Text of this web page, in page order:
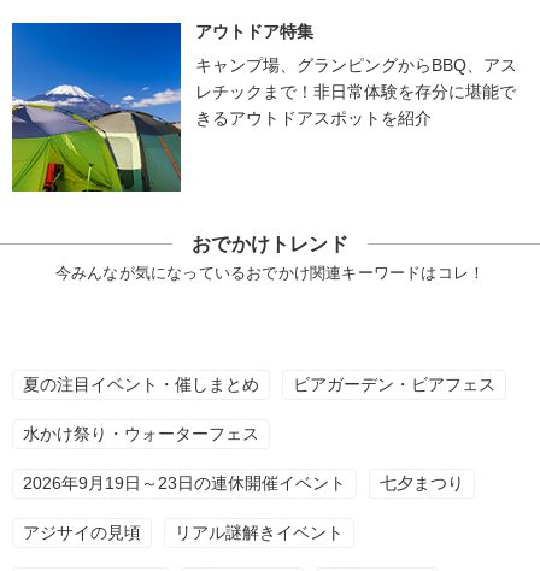
アウトドア特集
キャンプ場、グランピングからBBQ、アス
レチックまで！非日常体験を存分に堪能で
きるアウトドアスポットを紹介
おでかけトレンド
今みんなが気になっているおでかけ関連キーワードはコレ！
夏の注目イベント・催しまとめ ビアガーデン・ビアフェス
水かけ祭り・ウォーターフェス
2026年9月19日～23日の連休開催イベント 七夕まつり
アジサイの見頃 リアル謎解きイベント